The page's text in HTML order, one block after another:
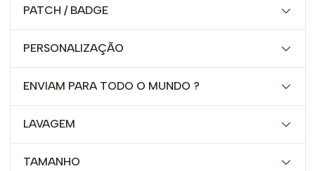
PATCH / BADGE
PERSONALIZAÇÃO
ENVIAM PARA TODO O MUNDO ?
LAVAGEM
TAMANHO